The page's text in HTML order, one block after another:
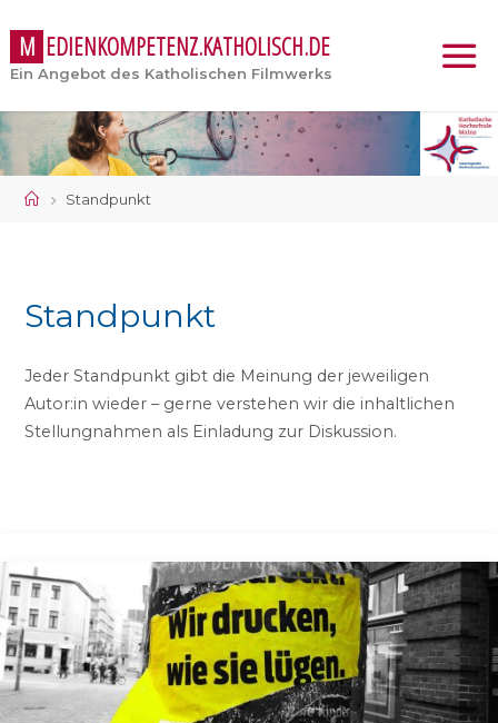
M EDIENKOMPETENZ.KATHOLISCH.DE
Ein Angebot des Katholischen Filmwerks
StartStandpunkt
Standpunkt
Jeder Standpunkt gibt die Meinung der jeweiligen
Autor:in wieder – gerne verstehen wir die inhaltlichen
Stellungnahmen als Einladung zur Diskussion.